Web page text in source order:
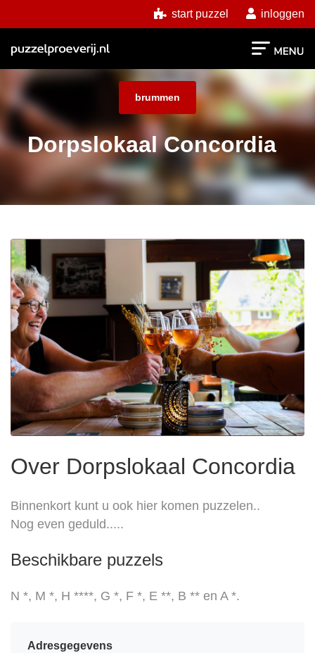
start puzzel inloggen
brummen
Dorpslokaal Concordia
Over Dorpslokaal Concordia
Binnenkort kunt u ook hier komen puzzelen..
Nog even geduld.....
Beschikbare puzzels
N *, M *, H ****, G *, F *, E **, B ** en A *.
Adresgegevens